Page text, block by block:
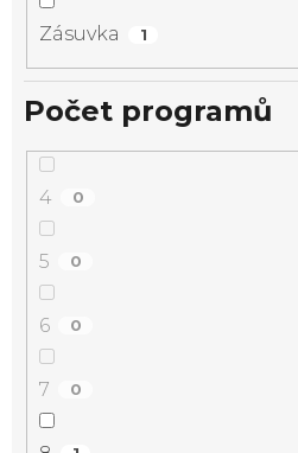
Zásuvka 1
Počet programů
4 0
5 0
6 0
7 0